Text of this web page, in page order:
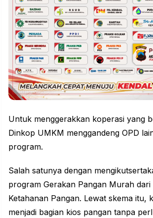
Untuk menggerakkan koperasi yang
Dinkop UMKM menggandeng OPD
program.
Salah satunya dengan
program Gerakan Pangan Murah dari
Ketahanan Pangan. Lewat skema itu,
menjadi bagian kios pangan tanpa